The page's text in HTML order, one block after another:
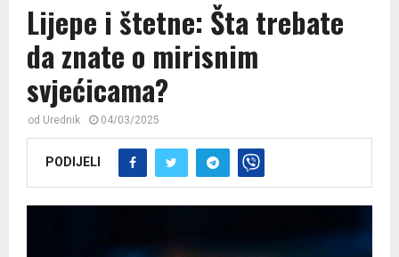
Lijepe i štetne: Šta trebate
da znate o mirisnim
svjećicama?
od Urednik 04/03/2025
PODIJELI